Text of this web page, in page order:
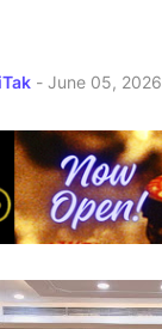
- June 05, 2026